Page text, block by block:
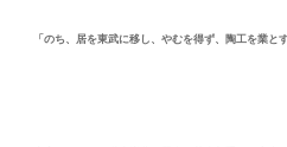
「のち、居を東武に移し、やむを得ず、陶工を業とす